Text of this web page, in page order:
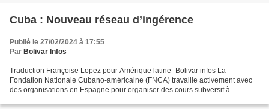
Cuba : Nouveau réseau d’ingérence
Publié le 27/02/2024 à 17:55
Par Bolivar Infos
Traduction Françoise Lopez pour Amérique latine–Bolivar infos La
Fondation Nationale Cubano-américaine (FNCA) travaille activement avec
des organisations en Espagne pour organiser des cours subversif à